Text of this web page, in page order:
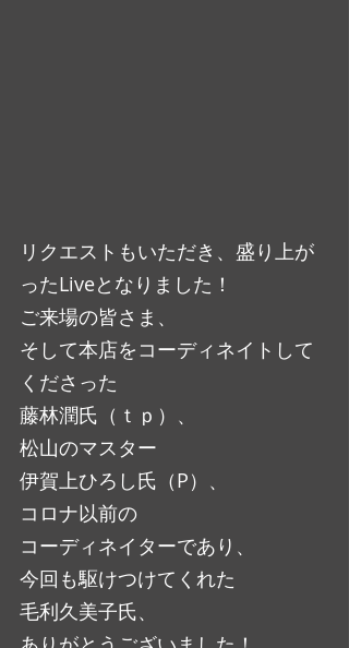
リクエストもいただき、盛り上が
ったLiveとなりました！
ご来場の皆さま、
そして本店をコーディネイトして
くださった
藤林潤氏（ｔｐ）、
松山のマスター
伊賀上ひろし氏（P）、
コロナ以前の
コーディネイターであり、
今回も駆けつけてくれた
毛利久美子氏、